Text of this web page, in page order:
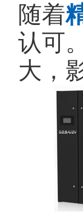
随着
认可
大，